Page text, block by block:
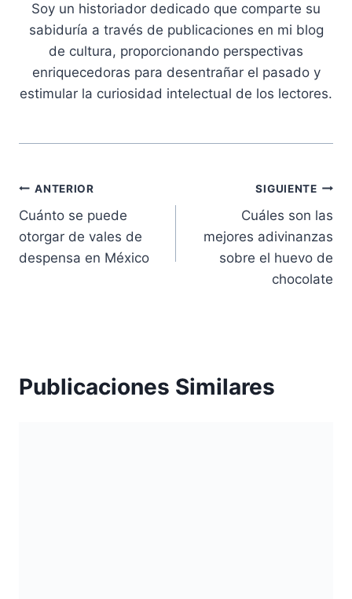
Soy un historiador dedicado que comparte su
sabiduría a través de publicaciones en mi blog
de cultura, proporcionando perspectivas
enriquecedoras para desentrañar el pasado y
estimular la curiosidad intelectual de los lectores.
Navegación
de
entradas
ANTERIOR
Cuánto se puede
otorgar de vales de
despensa en México
SIGUIENTE
Cuáles son las
mejores adivinanzas
sobre el huevo de
chocolate
Publicaciones Similares